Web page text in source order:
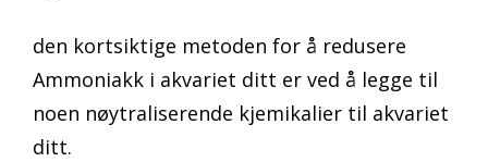
den kortsiktige metoden for å redusere
Ammoniakk i akvariet ditt er ved å legge til
noen nøytraliserende kjemikalier til akvariet
ditt.